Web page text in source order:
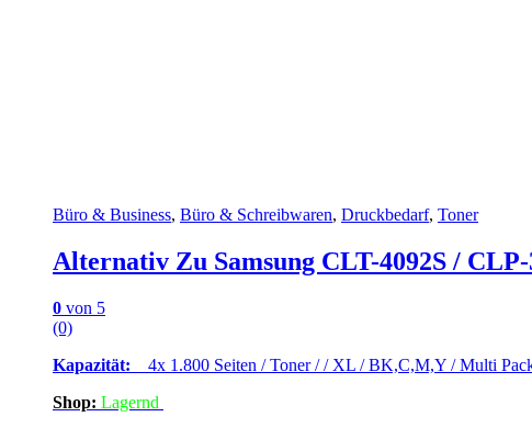
Büro & Business, Büro & Schreibwaren, Druckbedarf, Toner
Alternativ Zu Samsung CLT-4092S /
0 von 5
(0)
Kapazität: 4x 1.800 Seiten / Toner / / XL / BK,C,M,Y / Multi
Shop: Lagernd